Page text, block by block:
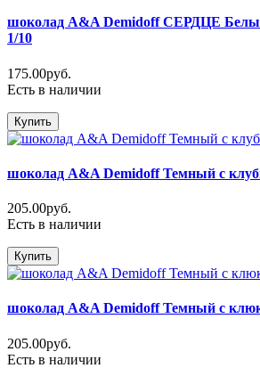
шоколад A&A Demidoff СЕРДЦЕ
1/10
175.00руб.
Есть в наличии
Купить
шоколад A&A Demidoff Темный с
205.00руб.
Есть в наличии
Купить
шоколад A&A Demidoff Темный с
205.00руб.
Есть в наличии